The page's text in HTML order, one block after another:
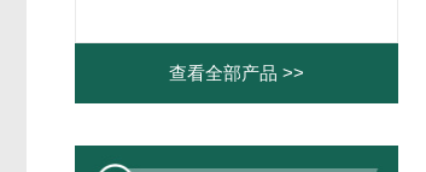
查看全部产品 >>